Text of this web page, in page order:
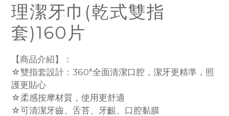
理潔牙巾(乾式雙指
套)160片
【商品介紹】：
☆雙指套設計：360°全面清潔口腔，潔牙更精準，照
護更貼心
☆柔感按摩材質，使用更舒適
☆可清潔牙齒、舌苔、牙齦、口腔黏膜